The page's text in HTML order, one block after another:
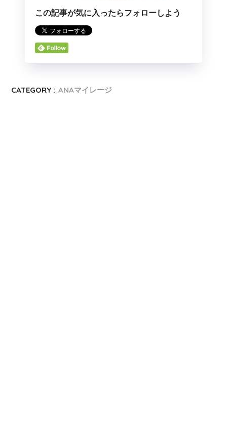
この記事が気に入ったらフォローしよう
CATEGORY : ANAマイレージ